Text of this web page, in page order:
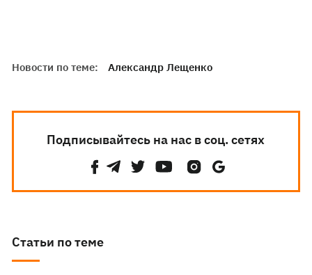
Новости по теме: Александр Лещенко
Подписывайтесь на нас в соц. сетях
Статьи по теме